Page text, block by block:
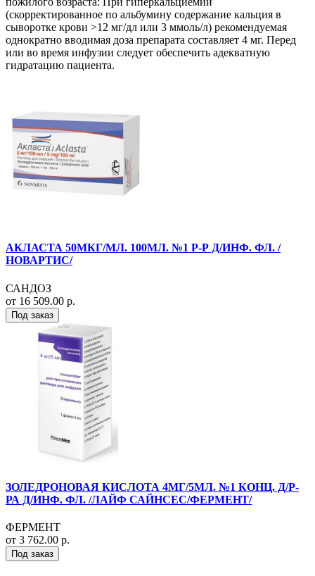
(скорректированное по альбумину содержание кальция в
сыворотке крови >12 мг/дл или 3 ммоль/л) рекомендуемая
однократно вводимая доза препарата составляет 4 мг. Перед
или во время инфузии следует обеспечить адекватную
гидратацию пациента.
АКЛАСТА 50МКГ/МЛ. 100МЛ. №1 Р-Р Д/ИНФ. ФЛ. /
НОВАРТИС/
САНДОЗ
от 16 509.00 р.
Под заказ
ЗОЛЕДРОНОВАЯ КИСЛОТА 4МГ/5МЛ. №1 КОНЦ. Д/Р-
РА Д/ИНФ. ФЛ. /ЛАЙФ САЙНСЕС/ФЕРМЕНТ/
ФЕРМЕНТ
от 3 762.00 р.
Под заказ